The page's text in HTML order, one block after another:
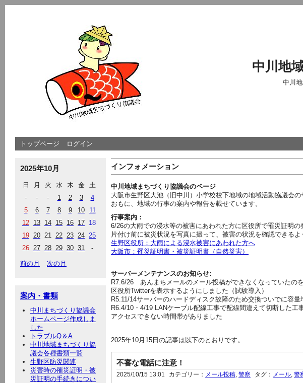
中川地
中川
トップページ ログイン
2025年10月
日 月 火 水 木 金
土
-
- - 1 2 3
4
5
6 7 8 9 10
11
12 13 14 15 16 17 18
19 20 21 22 23 24 25
26 27 28 29 30 31 -
前の月 次の月
案内・書類
中川まちづくり協議会
ホームページ作成しま
した
トラブルQ＆A
中川地域まちづくり協
議会各種書類一覧
生野区防災関連
災害時の罹災証明・被
災証明の手続きについ
インフォメーション
中川地域まちづくり協議会のページ
大阪市生野区大池（旧中川）小学校校下地域の地域活動協議会の
おもに、地域の行事の案内や報告を載せています。
行事案内：
6/26の大雨での浸水等の被害にあわれた方に区役所で罹災証明の
片付け前に被災状況を写真に撮って、被害の状況を確認できるよ
生野区役所：大雨による浸水被害にあわれた方へ
大阪市：罹災証明書・被災証明書（自然災害）
サーバーメンテナンスのお知らせ:
R7.6/26
あんまちメールのメール投稿ができなくなっていたの
区役所Twitterを表示するようにしました（試験導入）
R5.11/14サーバーのハードディスク故障のため交換ついでに容量
R6.4/10・4/19 LANケーブル配線工事で配線間違えて切断した工
アクセスできない時間帯がありました
2025年10月15日の記事は以下のとおりです。
不審な電話に注意！
2025/10/15 13:01 カテゴリー： メール投稿 警察 タグ： メール 警